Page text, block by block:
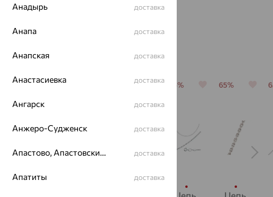
Похожие изделия
65% 65% 65% 65%
Анадырь доставка
Анапа доставка
Анапская доставка
Анастасиевка доставка
Ангарск доставка
Анжеро-Судженск доставка
Апастово, Апастовский район доставка
Апатиты доставка